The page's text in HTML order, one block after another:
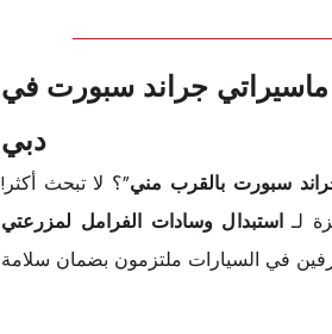
ماسيراتي جراند سبورت في
دبي
سبورت بالقرب مني”؟ لا تبحث أكثر!
لـ استبدال وسادات الفرامل لمزرعتي
في السيارات ملتزمون بضمان سلامة